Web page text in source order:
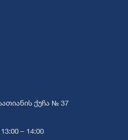
ქუჩა № 37
– 14:00